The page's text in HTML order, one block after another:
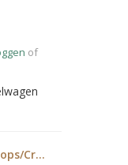
of
Workshops/Cropdagen